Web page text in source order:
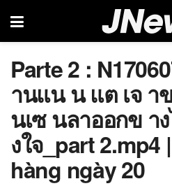
Parte 2 :
านแน น แต เจ า
นเซ นลาออกข า
งใจ_part
hàng ngày 20